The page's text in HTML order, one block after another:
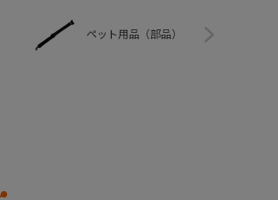
ペット用品（部品）